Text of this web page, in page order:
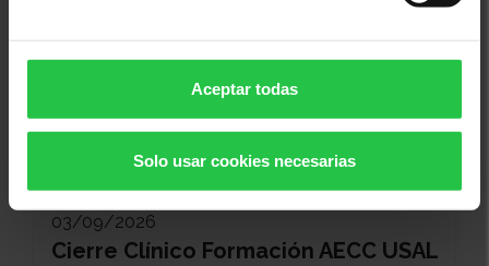
Aceptar todas
Solo usar cookies necesarias
03/09/2026
Cierre Clínico Formación AECC USAL